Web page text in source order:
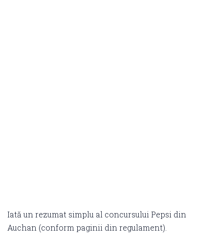
Iată un rezumat simplu al concursului Pepsi din
Auchan (conform paginii din regulament).